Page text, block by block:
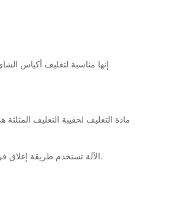
إنها مناسبة لتغليف أكياس
2. الآلة تستخدم طريقة إغلاق فريدة - بالموجات فوق الصوتية ، يمكنها الإغلاق بإحكام ، بأمان ، وتقليل عرض الحافة الإضافية ، وتجنب أي إهدار لمواد التغليف.